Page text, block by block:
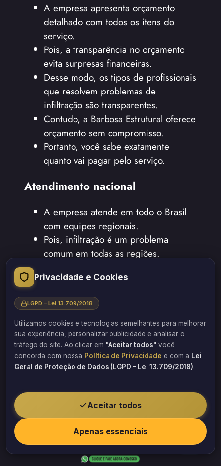
A empresa apresenta orçamento
detalhado com todos os itens do
serviço.
Pois, a transparência no orçamento
evita surpresas financeiras.
Desse modo, os tipos de profissionais
que resolvem problemas de
infiltração são transparentes.
Contudo, a Barbosa Estrutural oferece
orçamento sem compromisso.
Portanto, você sabe exatamente
quanto vai pagar pelo serviço.
Atendimento nacional
A empresa atende em todo o Brasil
com equipes regionais.
Pois, infiltração é um problema
comum em todas as regiões.
que resolvem problemas de
infiltração têm alcance nacional.
Portanto, a Barbosa Estrutural atende
do Norte ao Sul do país.
Assim, você encontra profissionais
qualificados perto de você.
Privacidade e Cookies
LGPD – Lei 13.709/2018
Utilizamos cookies e tecnologias semelhantes para melhorar
sua experiência, personalizar publicidade e analisar o
tráfego do site. Ao clicar em "Aceitar todos" você
concorda com nossa Política de Privacidade e com a Lei
Geral de Proteção de Dados (LGPD – Lei 13.709/2018).
Aceitar todos
Apenas essenciais